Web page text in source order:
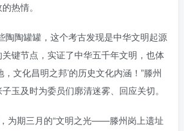
热情。
陶陶罐罐，这个考古发现是中华文明起源
键节点，实证了中华五千年文明，也体
，文化昌明之邦’的历史文化内涵！”滕州
玉及时为委员们廓清迷雾、回应关切。
为期三月的“文明之光——滕州岗上遗址
立即注册
账号密码登录
登录